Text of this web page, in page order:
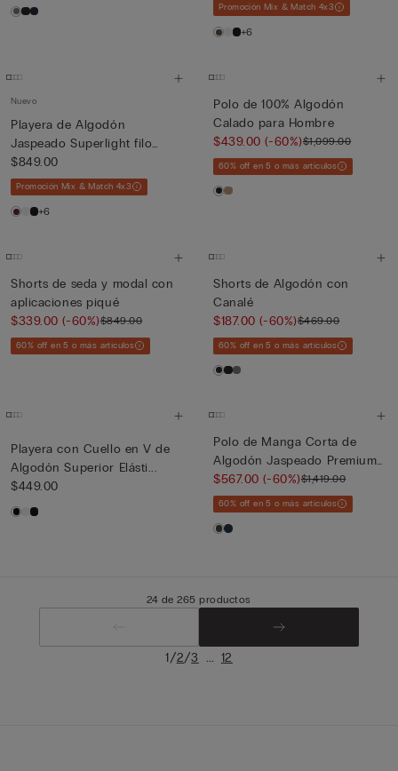
Promoción Mix & Match 4x3
+6
Nuevo
Playera de Algodón
Jaspeado Superlight filo
Premiu...
$849.00
Promoción Mix & Match 4x3
+6
Polo de 100% Algodón
Calado para Hombre
$439.00(-60%)$1,099.00
60% off en 5 o más artículos
Shorts de seda y modal con
aplicaciones piqué
$339.00(-60%)$849.00
60% off en 5 o más artículos
Shorts de Algodón con
Canalé
$187.00(-60%)$469.00
60% off en 5 o más artículos
Playera con Cuello en V de
Algodón Superior Elásti...
$449.00
Polo de Manga Corta de
Algodón Jaspeado Premium
Su...
$567.00(-60%)$1,419.00
60% off en 5 o más artículos
24 de 265 productos
1/2/3 ... 12